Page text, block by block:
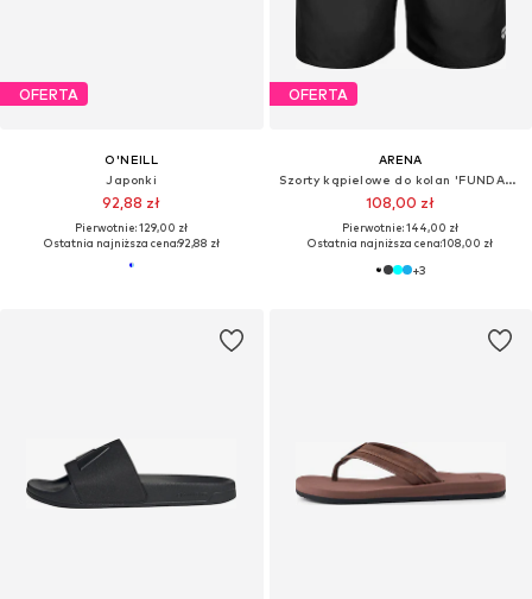
OFERTA
O'NEILL
Japonki
92,88 zł
Pierwotnie: 129,00 zł
Ostatnia najniższa cena:92,88 zł
OFERTA
ARENA
Szorty kąpielowe do kolan 'FUNDAMENTALS BOXER R'
108,00 zł
Pierwotnie: 144,00 zł
Ostatnia najniższa cena:108,00 zł
+3